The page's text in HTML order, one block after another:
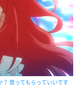
？ 救ってもらっていいです